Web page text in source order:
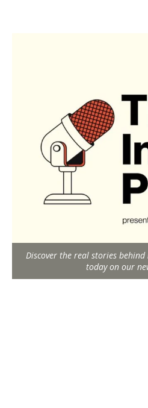
Discover the real stories
today on our